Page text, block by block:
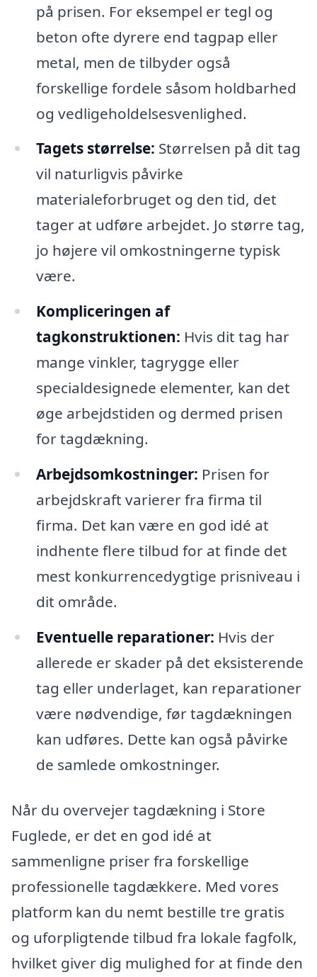
på prisen. For eksempel er tegl og
beton ofte dyrere end tagpap eller
metal, men de tilbyder også
forskellige fordele såsom holdbarhed
og vedligeholdelsesvenlighed.
Tagets størrelse: Størrelsen på dit tag
vil naturligvis påvirke
materialeforbruget og den tid, det
tager at udføre arbejdet. Jo større tag,
jo højere vil omkostningerne typisk
være.
Kompliceringen af
tagkonstruktionen: Hvis dit tag har
mange vinkler, tagrygge eller
specialdesignede elementer, kan det
øge arbejdstiden og dermed prisen
for tagdækning.
Arbejdsomkostninger: Prisen for
arbejdskraft varierer fra firma til
firma. Det kan være en god idé at
indhente flere tilbud for at finde det
mest konkurrencedygtige prisniveau i
dit område.
Eventuelle reparationer: Hvis der
allerede er skader på det eksisterende
tag eller underlaget, kan reparationer
være nødvendige, før tagdækningen
kan udføres. Dette kan også påvirke
de samlede omkostninger.
Når du overvejer tagdækning i Store
Fuglede, er det en god idé at
sammenligne priser fra forskellige
professionelle tagdækkere. Med vores
platform kan du nemt bestille tre gratis
og uforpligtende tilbud fra lokale fagfolk,
hvilket giver dig mulighed for at finde den